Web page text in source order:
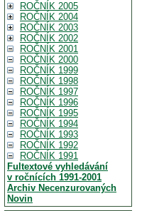
ROČNÍK 2005
ROČNÍK 2004
ROČNÍK 2003
ROČNÍK 2002
ROČNÍK 2001
ROČNÍK 2000
ROČNÍK 1999
ROČNÍK 1998
ROČNÍK 1997
ROČNÍK 1996
ROČNÍK 1995
ROČNÍK 1994
ROČNÍK 1993
ROČNÍK 1992
ROČNÍK 1991
Fultextové vyhledávání
v ročnících 1991-2001
Archiv Necenzurovaných
Novin